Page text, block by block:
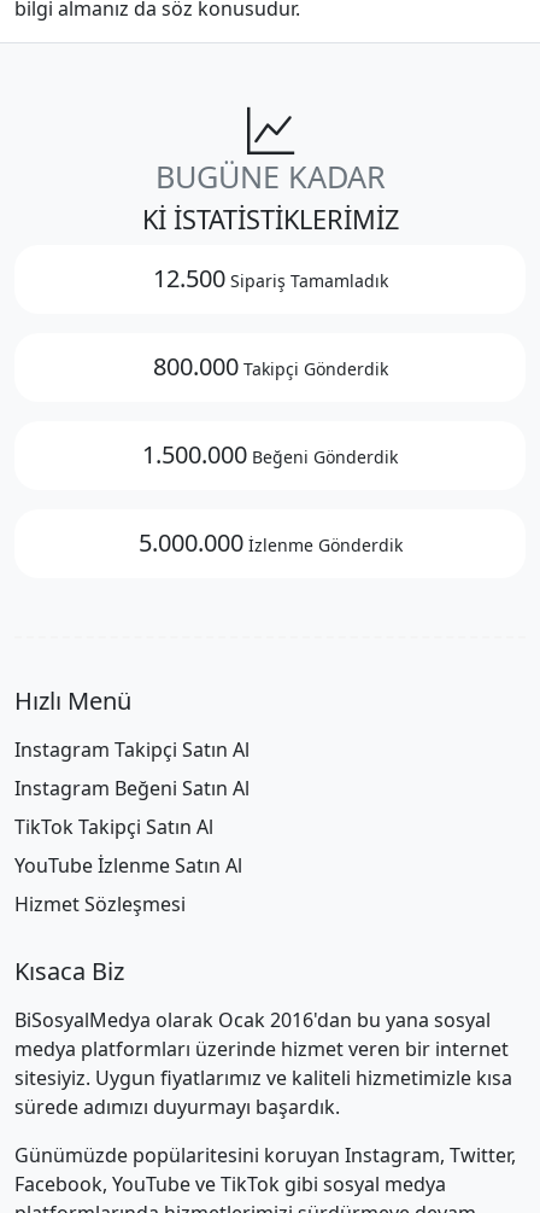
bilgi almanız da söz konusudur.
BUGÜNE KADAR
Kİ İSTATİSTİKLERİMİZ
12.500 Sipariş Tamamladık
800.000 Takipçi Gönderdik
1.500.000 Beğeni Gönderdik
5.000.000 İzlenme Gönderdik
Hızlı Menü
Instagram Takipçi Satın Al
Instagram Beğeni Satın Al
TikTok Takipçi Satın Al
YouTube İzlenme Satın Al
Hizmet Sözleşmesi
Kısaca Biz
BiSosyalMedya olarak Ocak 2016'dan bu yana sosyal
medya platformları üzerinde hizmet veren bir internet
sitesiyiz. Uygun fiyatlarımız ve kaliteli hizmetimizle kısa
sürede adımızı duyurmayı başardık.
Günümüzde popülaritesini koruyan Instagram, Twitter,
Facebook, YouTube ve TikTok gibi sosyal medya